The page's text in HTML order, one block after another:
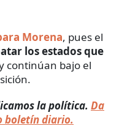
Morena, pues el
los estados que
continúan bajo el
la política. Da
boletín diario.